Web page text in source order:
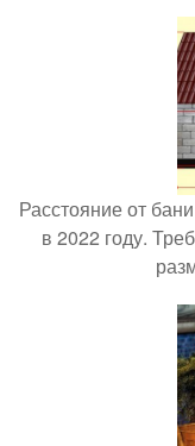
Расстояние от
в 2022 году.